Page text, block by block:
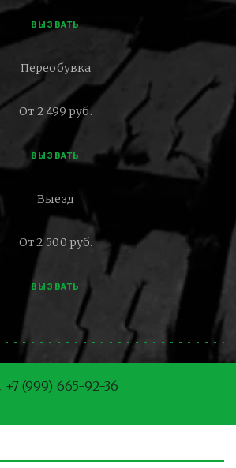
ВЫЗВАТЬ
Переобувка
От 2 499 руб.
ВЫЗВАТЬ
Выезд
От 2 500 руб.
ВЫЗВАТЬ
+7 (999) 665-92-36